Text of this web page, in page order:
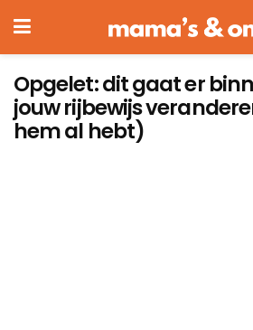
Opgelet: dit gaat er
jouw rijbewijs
hem al hebt)